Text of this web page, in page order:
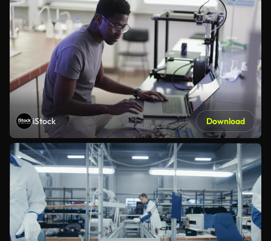
iStock Download